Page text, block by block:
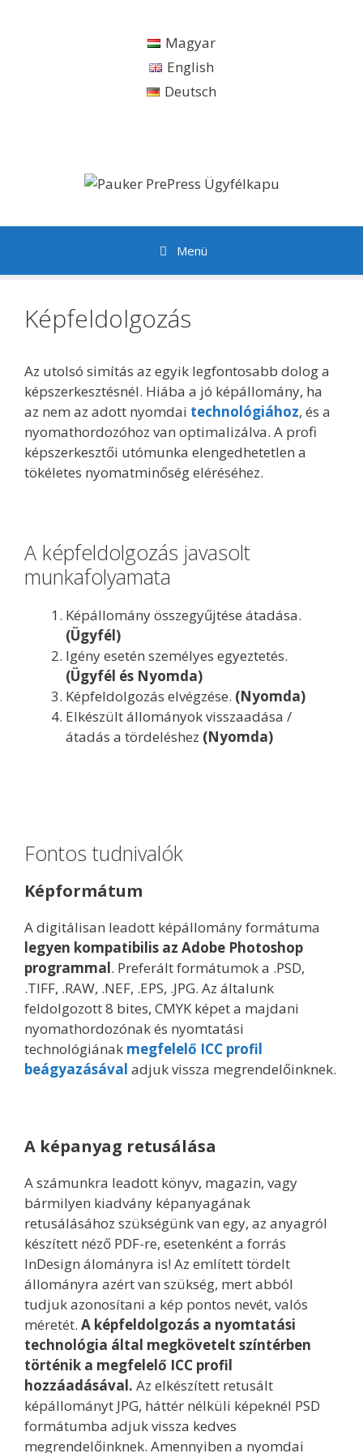
Magyar
English
Deutsch
Menü
Képfeldolgozás
Az utolsó simítás az egyik legfontosabb dolog a
képszerkesztésnél. Hiába a jó képállomány, ha
az nem az adott nyomdai technológiához, és a
nyomathordozóhoz van optimalizálva. A profi
képszerkesztői utómunka elengedhetetlen a
tökéletes nyomatminőség eléréséhez.
A képfeldolgozás javasolt
munkafolyamata
Képállomány összegyűjtése átadása.
(Ügyfél)
Igény esetén személyes egyeztetés.
(Ügyfél és Nyomda)
Képfeldolgozás elvégzése. (Nyomda)
Elkészült állományok visszaadása /
átadás a tördeléshez (Nyomda)
Fontos tudnivalók
Képformátum
A digitálisan leadott képállomány formátuma
legyen kompatibilis az Adobe Photoshop
programmal. Preferált formátumok a .PSD,
.TIFF, .RAW, .NEF, .EPS, .JPG. Az általunk
feldolgozott 8 bites, CMYK képet a majdani
nyomathordozónak és nyomtatási
technológiának megfelelő ICC profil
beágyazásával adjuk vissza megrendelőinknek.
A képanyag retusálása
A számunkra leadott könyv, magazin, vagy
bármilyen kiadvány képanyagának
retusálásához szükségünk van egy, az anyagról
készített néző PDF-re, esetenként a forrás
InDesign álományra is! Az említett tördelt
állományra azért van szükség, mert abból
tudjuk azonosítani a kép pontos nevét, valós
méretét. A képfeldolgozás a nyomtatási
technológia által megkövetelt színtérben
történik a megfelelő ICC profil
hozzáadásával. Az elkészített retusált
képállományt JPG, háttér nélküli képeknél PSD
formátumba adjuk vissza kedves
megrendelőinknek. Amennyiben a nyomdai